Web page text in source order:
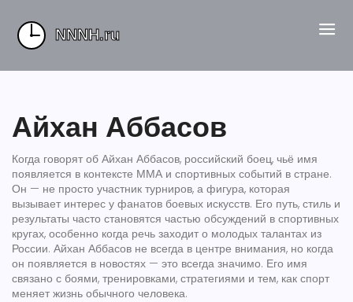
Айхан Аббасов
Когда говорят об Айхан Аббасов, российский боец, чьё имя
появляется в контексте ММА и спортивных событий в стране.
Он — не просто участник турниров, а фигура, которая
вызывает интерес у фанатов боевых искусств. Его путь, стиль и
результаты часто становятся частью обсуждений в спортивных
кругах, особенно когда речь заходит о молодых талантах из
России. Айхан Аббасов не всегда в центре внимания, но когда
он появляется в новостях — это всегда значимо. Его имя
связано с боями, тренировками, стратегиями и тем, как спорт
меняет жизнь обычного человека.